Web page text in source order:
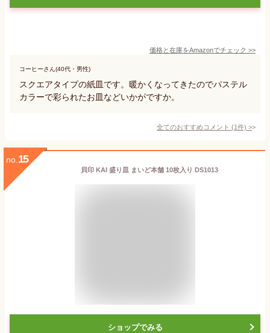
価格と在庫をAmazonでチェック >>
コーヒーさん(40代・男性)
スクエアタイプの紙皿です。暖かくなってきたのでパステル
カラーで彩られたお皿などいかがですか。
全てのおすすめコメント (1件) >
no. 15
貝印 KAI 盛り皿 まいど本舗 10枚入り DS1013
ショップでみる